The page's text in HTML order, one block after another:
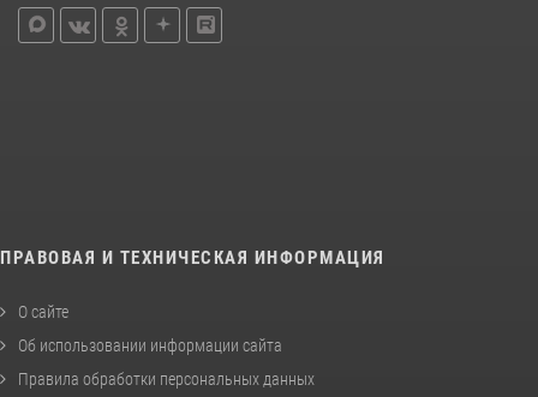
ПРАВОВАЯ И ТЕХНИЧЕСКАЯ ИНФОРМАЦИЯ
О сайте
Об использовании информации сайта
Правила обработки персональных данных